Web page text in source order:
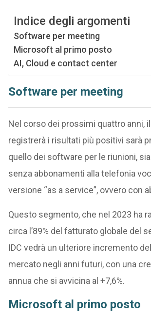
Indice degli argomenti
Software per meeting
Microsoft al primo posto
AI, Cloud e contact center
Software per meeting
Nel corso dei prossimi quattro anni,
registrerà i risultati più positivi sarà
quello dei software per le riunioni,
senza abbonamenti alla telefonia
versione “as a service”, ovvero con
Questo segmento, che nel 2023 ha
circa l’89% del fatturato globale del
IDC vedrà un ulteriore incremento
mercato negli anni futuri, con una
annua che si avvicina al +7,6%.
Microsoft al primo posto